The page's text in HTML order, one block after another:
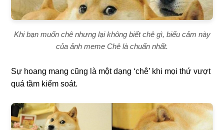
Khi bạn muốn chê nhưng lại không biết chê gì, biểu cảm này
của ảnh meme Chê là chuẩn nhất.
Sự hoang mang cũng là một dạng ‘chê’ khi mọi thứ vượt
quá tầm kiểm soát.